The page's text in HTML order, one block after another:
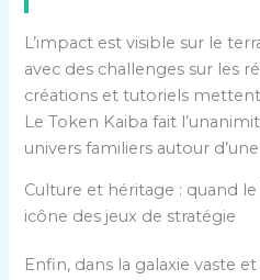
L’impact est visible sur le
avec des challenges sur les
créations et tutoriels
Le Token Kaiba fait
univers familiers autour
Culture et héritage : quand
icône des jeux de stratégie
Enfin, dans la galaxie vaste